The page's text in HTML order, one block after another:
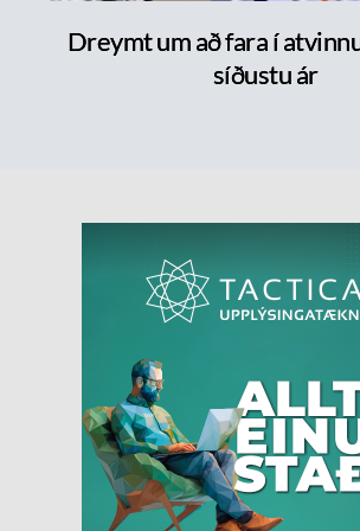
Dreymt um að fara í
síðustu ár